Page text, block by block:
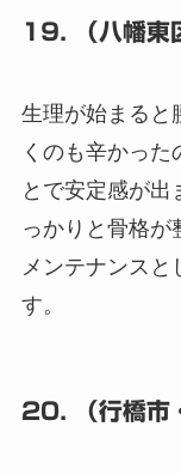
19. （八幡東
生理が始まると
くのも辛かった
とで安定感が出
っかりと骨格が
メンテナンスと
す。
20. （行橋市